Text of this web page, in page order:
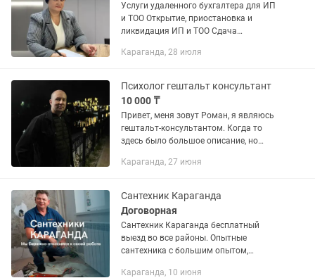
Услуги удаленного бухгалтера для ИП
и ТОО Открытие, приостановка и
ликвидация ИП и ТОО Сдача
ошибок ф100.00, ф200.00, ф300.00,
Караганда, 28 июля
Психолог гештальт консультант
10 000 ₸
Привет, меня зовут Роман, я являюсь
гештальт-консультантом. Когда то
здесь было большое описание, но
тут не для того чтобы научить Вас как
Караганда, 27 июня
Сантехник Караганда
Договорная
Сантехник Караганда бесплатный
выезд во все районы. Опытные
сантехника с большим опытом,
необходимым инструментом Устраним
Караганда, 10 июня